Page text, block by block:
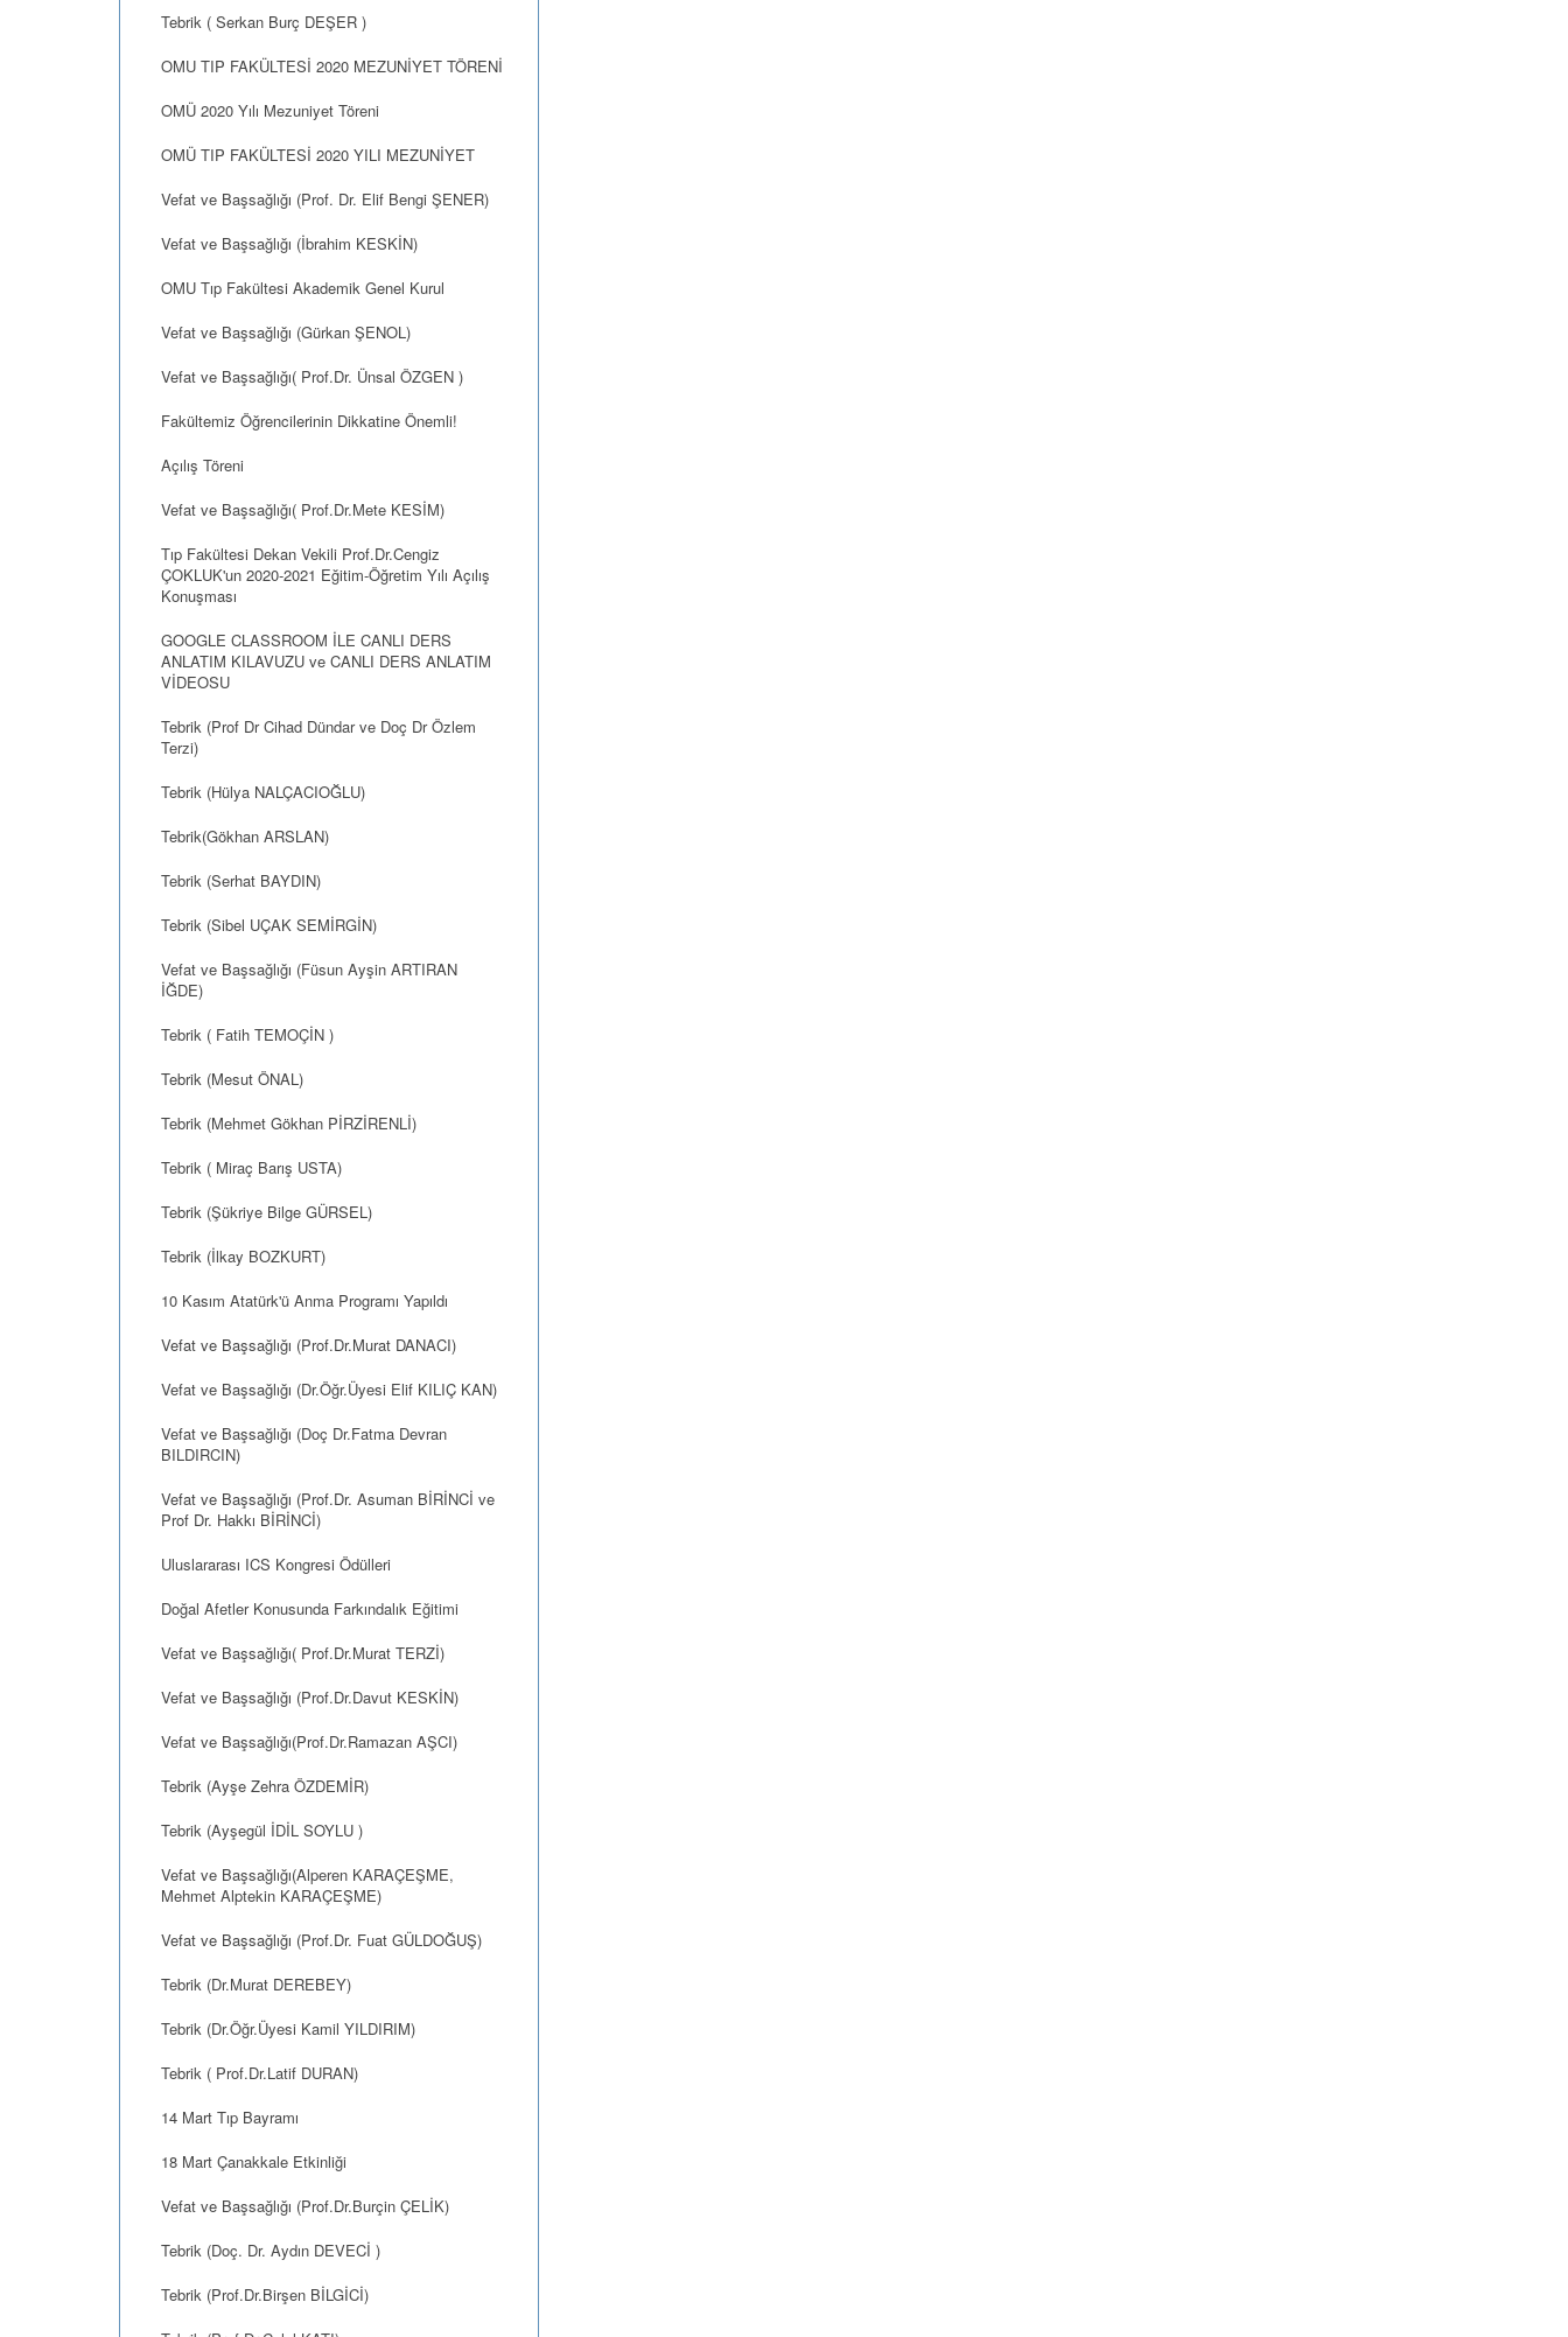
Tebrik ( Serkan Burç DEŞER )
OMU TIP FAKÜLTESİ 2020 MEZUNİYET TÖRENİ
OMÜ 2020 Yılı Mezuniyet Töreni
OMÜ TIP FAKÜLTESİ 2020 YILI MEZUNİYET
Vefat ve Başsağlığı (Prof. Dr. Elif Bengi ŞENER)
Vefat ve Başsağlığı (İbrahim KESKİN)
OMU Tıp Fakültesi Akademik Genel Kurul
Vefat ve Başsağlığı (Gürkan ŞENOL)
Vefat ve Başsağlığı( Prof.Dr. Ünsal ÖZGEN )
Fakültemiz Öğrencilerinin Dikkatine Önemli!
Açılış Töreni
Vefat ve Başsağlığı( Prof.Dr.Mete KESİM)
Tıp Fakültesi Dekan Vekili Prof.Dr.Cengiz
ÇOKLUK'un 2020-2021 Eğitim-Öğretim Yılı Açılış
Konuşması
GOOGLE CLASSROOM İLE CANLI DERS
ANLATIM KILAVUZU ve CANLI DERS ANLATIM
VİDEOSU
Tebrik (Prof Dr Cihad Dündar ve Doç Dr Özlem
Terzi)
Tebrik (Hülya NALÇACIOĞLU)
Tebrik(Gökhan ARSLAN)
Tebrik (Serhat BAYDIN)
Tebrik (Sibel UÇAK SEMİRGİN)
Vefat ve Başsağlığı (Füsun Ayşin ARTIRAN
İĞDE)
Tebrik ( Fatih TEMOÇİN )
Tebrik (Mesut ÖNAL)
Tebrik (Mehmet Gökhan PİRZİRENLİ)
Tebrik ( Miraç Barış USTA)
Tebrik (Şükriye Bilge GÜRSEL)
Tebrik (İlkay BOZKURT)
10 Kasım Atatürk'ü Anma Programı Yapıldı
Vefat ve Başsağlığı (Prof.Dr.Murat DANACI)
Vefat ve Başsağlığı (Dr.Öğr.Üyesi Elif KILIÇ KAN)
Vefat ve Başsağlığı (Doç Dr.Fatma Devran
BILDIRCIN)
Vefat ve Başsağlığı (Prof.Dr. Asuman BİRİNCİ ve
Prof Dr. Hakkı BİRİNCİ)
Uluslararası ICS Kongresi Ödülleri
Doğal Afetler Konusunda Farkındalık Eğitimi
Vefat ve Başsağlığı( Prof.Dr.Murat TERZİ)
Vefat ve Başsağlığı (Prof.Dr.Davut KESKİN)
Vefat ve Başsağlığı(Prof.Dr.Ramazan AŞCI)
Tebrik (Ayşe Zehra ÖZDEMİR)
Tebrik (Ayşegül İDİL SOYLU )
Vefat ve Başsağlığı(Alperen KARAÇEŞME,
Mehmet Alptekin KARAÇEŞME)
Vefat ve Başsağlığı (Prof.Dr. Fuat GÜLDOĞUŞ)
Tebrik (Dr.Murat DEREBEY)
Tebrik (Dr.Öğr.Üyesi Kamil YILDIRIM)
Tebrik ( Prof.Dr.Latif DURAN)
14 Mart Tıp Bayramı
18 Mart Çanakkale Etkinliği
Vefat ve Başsağlığı (Prof.Dr.Burçin ÇELİK)
Tebrik (Doç. Dr. Aydın DEVECİ )
Tebrik (Prof.Dr.Birşen BİLGİCİ)